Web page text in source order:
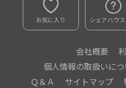
お気に入り シェアハウ
会社概要
個人情報の取扱いにつ
Ｑ＆Ａ
サイトマップ